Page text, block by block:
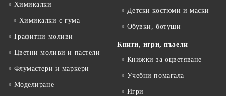
Химикалки
Химикалки с гума
Графитни моливи
Цветни моливи и пастели
Флумастери и маркери
Моделиране
Детски костюми и маски
Обувки, ботуши
Книги, игри, пъзели
Книжки за оцветяване
Учебни помагала
Игри